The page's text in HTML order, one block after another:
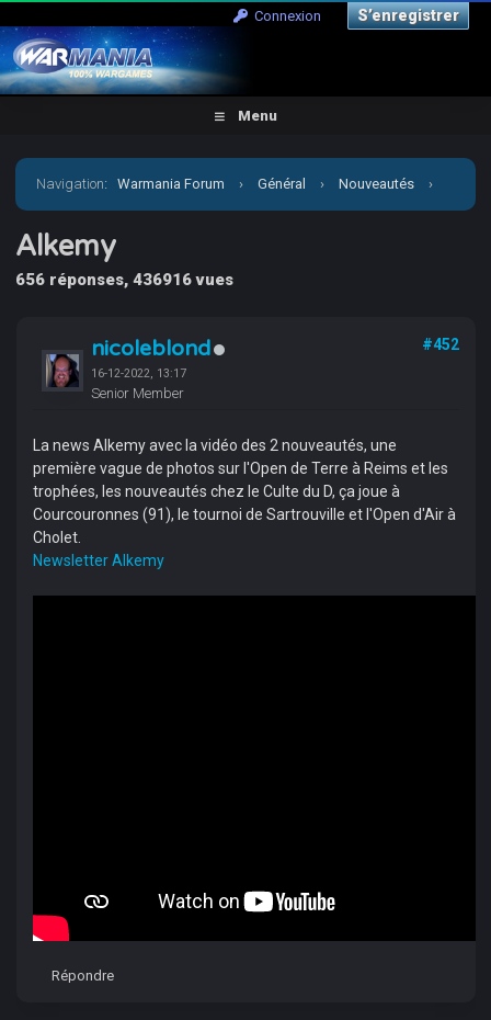
Connexion S’enregistrer
Menu
Navigation:Warmania Forum › Général › Nouveautés ›
Alkemy
Alkemy
656 réponses, 436916 vues
nicoleblond
16-12-2022, 13:17
Senior Member
#452
La news Alkemy avec la vidéo des 2 nouveautés, une
première vague de photos sur l'Open de Terre à Reims et les
trophées, les nouveautés chez le Culte du D, ça joue à
Courcouronnes (91), le tournoi de Sartrouville et l'Open d'Air à
Cholet.
Newsletter Alkemy
Répondre